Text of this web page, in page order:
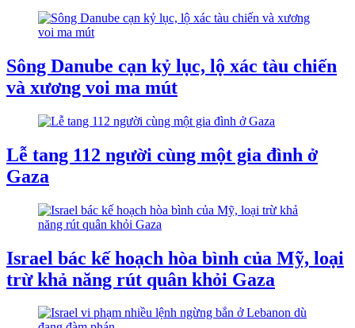
Sông Danube cạn kỷ lục, lộ xác tàu chiến
và xương voi ma mút
Lễ tang 112 người cùng một gia đình ở
Gaza
Israel bác kế hoạch hòa bình của Mỹ, loại
trừ khả năng rút quân khỏi Gaza